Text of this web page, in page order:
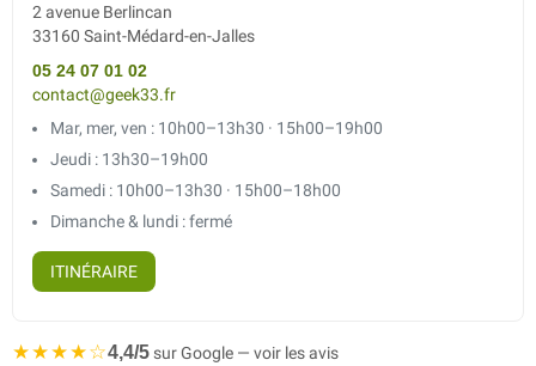
2 avenue Berlincan
33160 Saint-Médard-en-Jalles
05 24 07 01 02
contact@geek33.fr
Mar, mer, ven : 10h00–13h30 · 15h00–19h00
Jeudi : 13h30–19h00
Samedi : 10h00–13h30 · 15h00–18h00
Dimanche & lundi : fermé
ITINÉRAIRE
★★★★☆4,4/5sur Google — voir les avis